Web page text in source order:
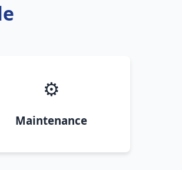
⚙️
Maintenance